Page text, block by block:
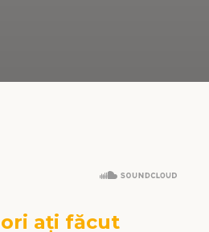
ați făcut